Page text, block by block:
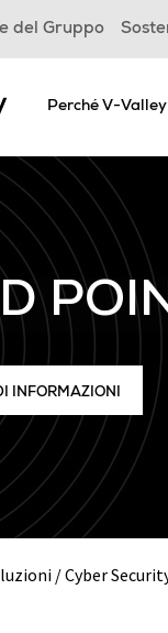
del Gruppo
Perché V-Valley
INFORMAZIONI
/Cyber